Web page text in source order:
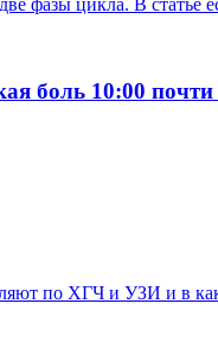
фазы цикла. В
боль 10:00
по ХГЧ и УЗИ и в